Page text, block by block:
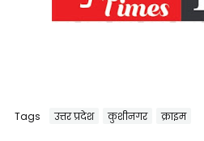
Tags उत्तर प्रदेश कुशीनगर क्राइम